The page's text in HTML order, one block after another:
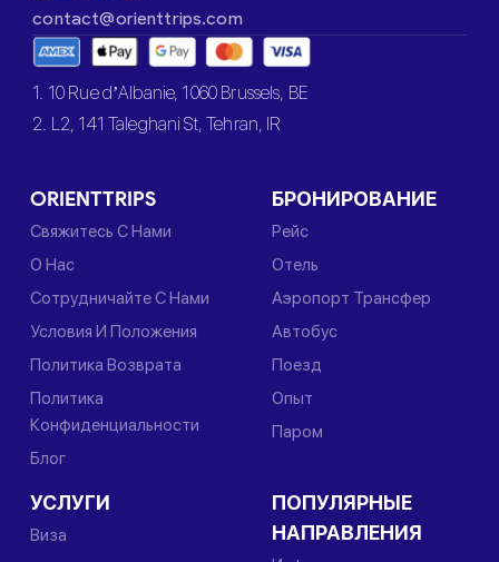
contact@orienttrips.com
1. 10 Rue d’Albanie, 1060 Brussels, BE
2. L2, 141 Taleghani St, Tehran, IR
ORIENTTRIPS
Свяжитесь С Нами
О Нас
Сотрудничайте С Нами
Условия И Положения
Политика Возврата
Политика
Конфиденциальности
Блог
БРОНИРОВАНИЕ
Рейс
Отель
Аэропорт Трансфер
Автобус
Поезд
Опыт
Паром
УСЛУГИ
Виза
ПОПУЛЯРНЫЕ
НАПРАВЛЕНИЯ